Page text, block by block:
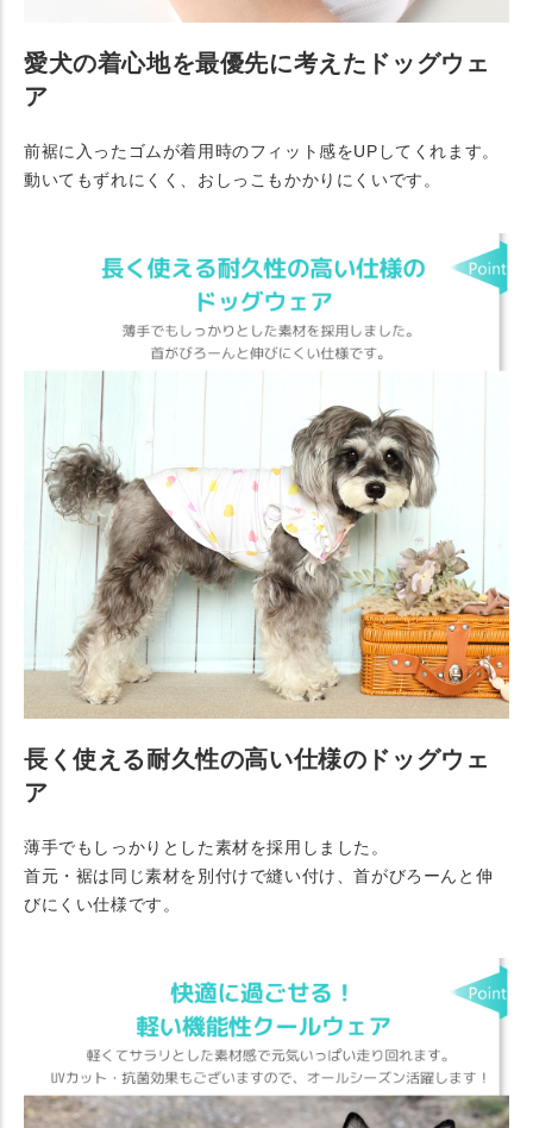
愛犬の着心地を最優先に考えたドッグウェ
ア
前裾に入ったゴムが着用時のフィット感をUPしてくれます。
動いてもずれにくく、おしっこもかかりにくいです。
長く使える耐久性の高い仕様のドッグウェ
ア
薄手でもしっかりとした素材を採用しました。
首元・裾は同じ素材を別付けで縫い付け、首がびろーんと伸
びにくい仕様です。